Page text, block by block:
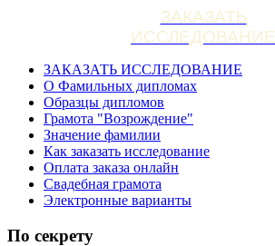
ЗАКАЗАТЬ
ИССЛЕДОВАНИЕ
ЗАКАЗАТЬ ИССЛЕДОВАНИЕ
О Фамильных дипломах
Образцы дипломов
Грамота "Возрождение"
Значение фамилии
Как заказать исследование
Оплата заказа онлайн
Свадебная грамота
Электронные варианты
По секрету